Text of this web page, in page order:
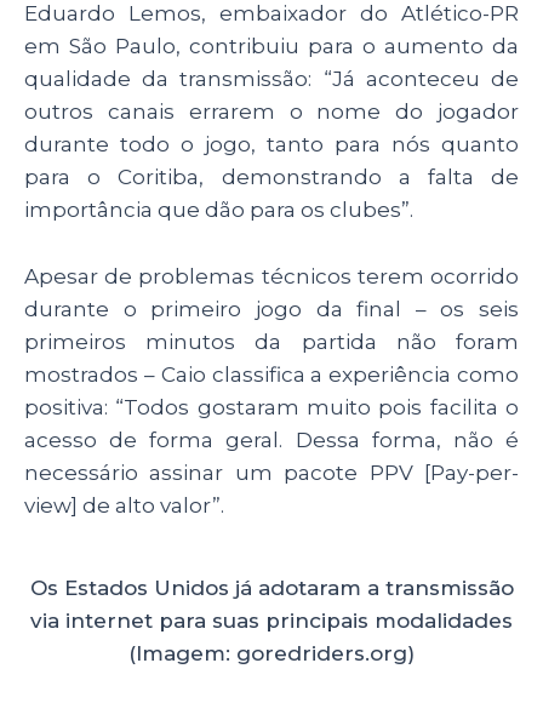
Eduardo Lemos, embaixador do Atlético-PR
em São Paulo, contribuiu para o aumento da
qualidade da transmissão: “Já aconteceu de
outros canais errarem o nome do jogador
durante todo o jogo, tanto para nós quanto
para o Coritiba, demonstrando a falta de
importância que dão para os clubes”.
Apesar de problemas técnicos terem ocorrido
durante o primeiro jogo da final – os seis
primeiros minutos da partida não foram
mostrados – Caio classifica a experiência como
positiva: “Todos gostaram muito pois facilita o
acesso de forma geral. Dessa forma, não é
necessário assinar um pacote PPV [Pay-per-
view] de alto valor”.
Os Estados Unidos já adotaram a transmissão
via internet para suas principais modalidades
(Imagem: goredriders.org)